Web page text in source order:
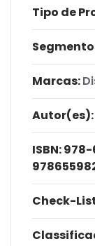
Tipo de
Marcas:
Autor(es):
ISBN:
Check-